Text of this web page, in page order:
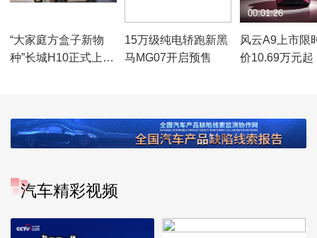
“大家庭方盒子新物
种”长城H10正式上市
15万级纯电轿跑新黑
马MG07开启预售
风云A9上市限
价10.69万元起
00:01:26
汽车精彩视频